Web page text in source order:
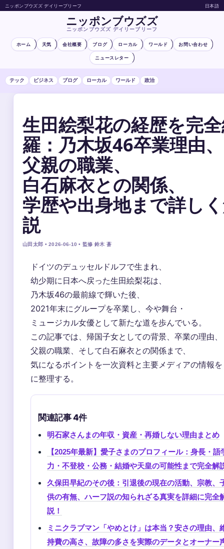
ニッポンブウズズ デイリーブリーフ 日本語
ニッポンブウズズ
ニッポンブウズズ デイリーブリーフ
ホーム 天気 会社概要 ブログ ローカル ワールド お問い合わせ
ニュースレター
テック ビジネス ブログ ローカル ワールド 政治
生田絵梨花の経歴を完
羅：乃木坂46卒業理由、
父親の職業、
白石麻衣との関係、
学歴や出身地まで詳し
説
山田太郎 • 2026-06-10 • 監修 鈴木 蒼
ドイツのデュッセルドルフで生まれ、
幼少期に日本へ戻った生田絵梨花は、
乃木坂46の最前線で輝いた後、
2021年末にグループを卒業し、今や舞台・
ミュージカル女優として新たな道を歩んでいる。
この記事では、帰国子女としての背景、卒業の理由、
父親の職業、そして白石麻衣との関係まで、
気になるポイントを一次資料と主要メディアの情報
に整理する。
関連記事 4件
明石家さんまの年収・資産・再婚しない理由まとめ
【2025年最新】愛子さまのプロフィール：身長・語
力・不登校・公務・結婚や天皇の可能性まで完全解
久保田早紀のその後：引退後の現在の活動、宗教、
供の有無、ハーフ説の知られざる真実を詳細に完全
説！
ミニクラブマン「やめとけ」は本当？安さの理由、
持費の高さ、故障の多さを実際のデータとオーナー